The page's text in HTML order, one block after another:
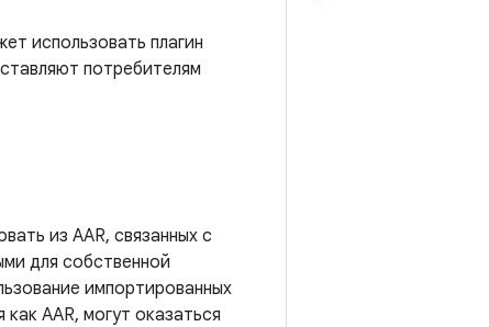
использовать плагин
потребителям
из AAR, связанных с
для собственной
импортированных
AAR, могут оказаться